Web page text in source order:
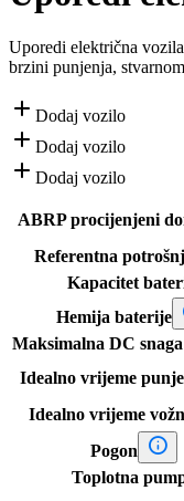
Uporedi električna
brzini punjenja,
 Dodaj vozilo
 Dodaj vozilo
 Dodaj vozilo
ABRP procijenjeni
Referentna
Kapacitet
Hemija baterije
Maksimalna DC
Idealno vrijeme
Idealno vrijeme
Pogon 
Toplotna